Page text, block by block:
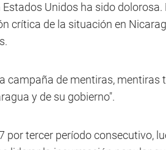
Unidos ha sido dolorosa.
crítica de la situación en
campaña de mentiras, mentiras
y de su gobierno".
por tercer período consecutivo,